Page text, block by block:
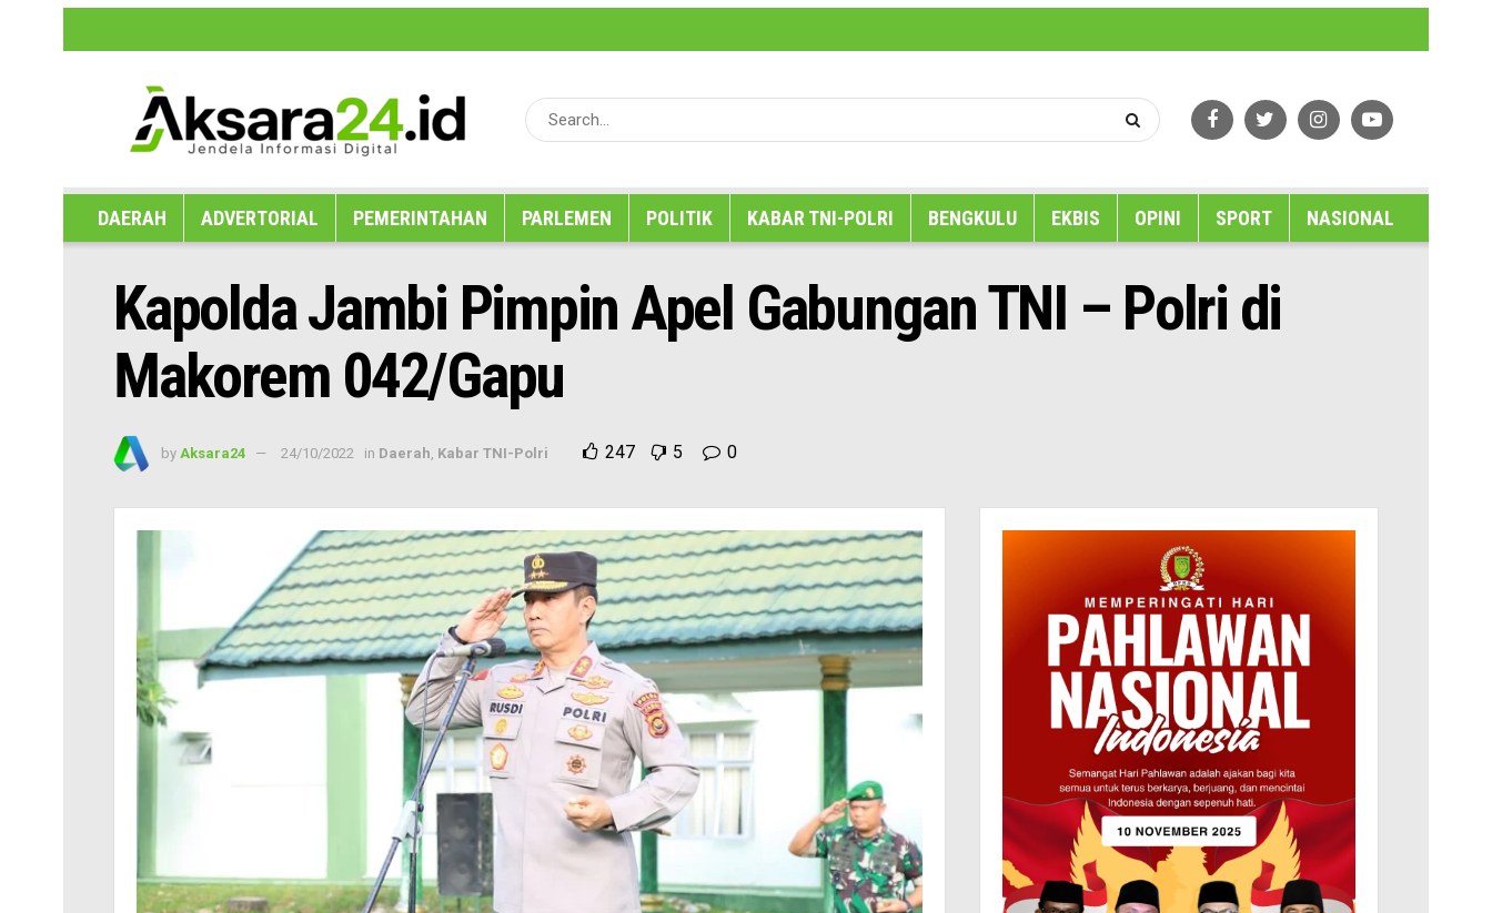
DAERAH ADVERTORIAL PEMERINTAHAN PARLEMEN POLITIK KABAR TNI-POLRI BENGKULU EKBIS OPINI SPORT NASIONAL
Kapolda Jambi Pimpin Apel Gabungan TNI – Polri di
Makorem 042/Gapu
by Aksara24 24/10/2022 in Daerah, Kabar TNI-Polri 247 5 0